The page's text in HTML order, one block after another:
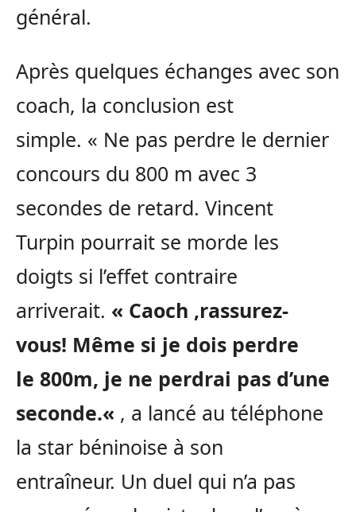
général.
Après quelques échanges avec son
coach, la conclusion est
simple. « Ne pas perdre le dernier
concours du 800 m avec 3
secondes de retard. Vincent
Turpin pourrait se morde les
doigts si l’effet contraire
arriverait. « Caoch ,rassurez-
vous! Même si je dois perdre
le 800m, je ne perdrai pas d’une
seconde.« , a lancé au téléphone
la star béninoise à son
entraîneur. Un duel qui n’a pas